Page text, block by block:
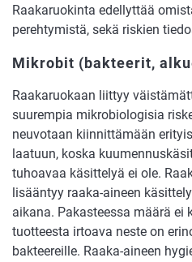
Raakaruokinta edellyttää
perehtymistä, sekä riskien
Mikrobit (bakteerit,
Raakaruokaan liittyy
suurempia mikrobiologisia
neuvotaan kiinnittämään
laatuun, koska
tuhoavaa käsittelyä ei ole.
lisääntyy raaka-aineen
aikana. Pakasteessa määrä ei
tuotteesta irtoava neste on
bakteereille. Raaka-aineen